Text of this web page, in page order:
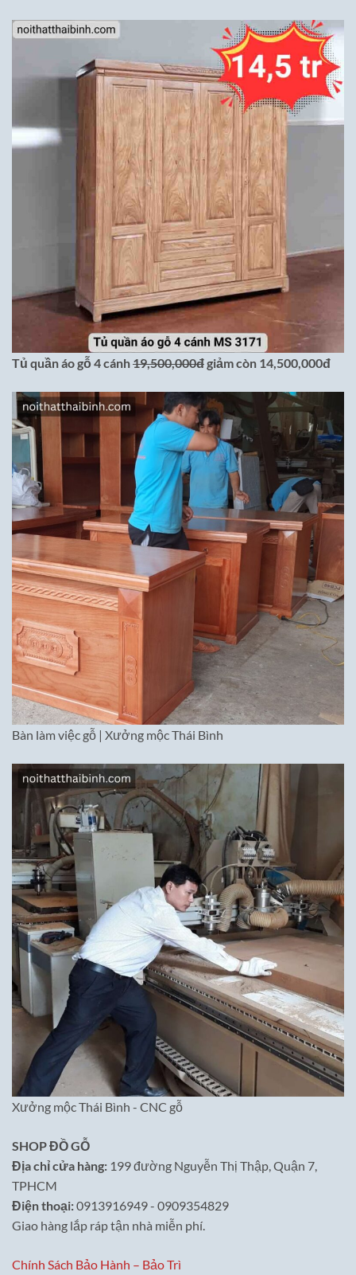
Tủ quần áo gỗ 4 cánh19,500,000đgiảm còn 14,500,000đ
Bàn làm việc gỗ | Xưởng mộc Thái Bình
Xưởng mộc Thái Bình - CNC gỗ
SHOP ĐỒ GỖ
Địa chỉ cửa hàng: 199 đường Nguyễn Thị Thập, Quận 7,
TPHCM
Điện thoại:0913916949 - 0909354829
Giao hàng lắp ráp tận nhà miễn phí.
Chính Sách Bảo Hành – Bảo Trì